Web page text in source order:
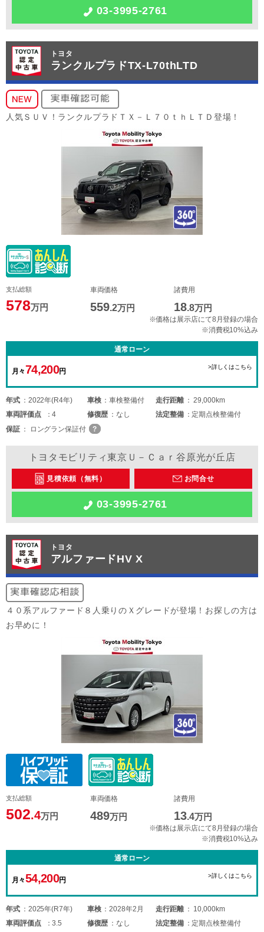
03-3995-2761
トヨタ
ランクルプラドTX-L70thLTD
人気ＳＵＶ！ランクルプラドＴＸ－Ｌ７０ｔｈＬＴＤ登場！
支払総額
578万円
車両価格
559.2万円
諸費用
18.8万円
※価格は展示店にて8月登録の場合
※消費税10%込み
通常ローン
月々74,200円
>詳しくはこちら
年式 2022年(R4年) 車検 車検整備付 走行距離
29,000km
車両評価点 4 修復歴 なし 法定整備
定期点検整備付
保証
ロングラン保証付
トヨタモビリティ東京Ｕ－Ｃａｒ谷原光が丘店
見積依頼（無料） お問合せ
03-3995-2761
トヨタ
アルファードHV X
４０系アルファード８人乗りのＸグレードが登場！お探しの方は
お早めに！
支払総額
502.4万円
車両価格
489万円
諸費用
13.4万円
※価格は展示店にて8月登録の場合
※消費税10%込み
通常ローン
月々54,200円
>詳しくはこちら
年式 2025年(R7年) 車検 2028年2月 走行距離
10,000km
車両評価点 3.5 修復歴 なし 法定整備
定期点検整備付